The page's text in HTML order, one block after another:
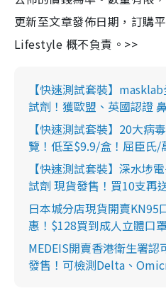
更新至文章發佈日期，訂購
Lifestyle 概不負責。>>
【快速測試套裝】
試劑！獲歐盟、英國認證
【快速測試套裝】20大病
覽！低至$9.9/盒！屈臣氏
【快速測試套裝】深水埗
試劑 現貨發售！買10支再
日本城分店現貨開賣KN95
惠！$128買到成人立體口
MEDEIS開賣香港衛生署
發售！可檢測Delta、